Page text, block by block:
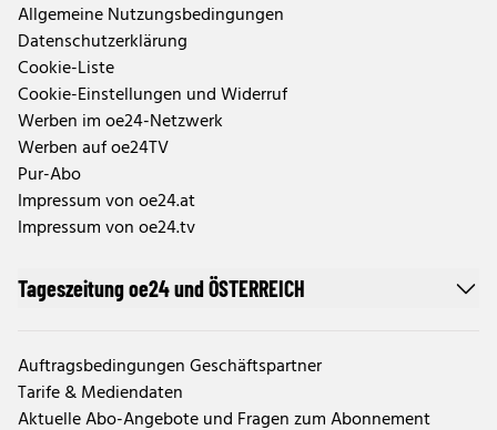
Allgemeine Nutzungsbedingungen
Datenschutzerklärung
Cookie-Liste
Cookie-Einstellungen und Widerruf
Werben im oe24-Netzwerk
Werben auf oe24TV
Pur-Abo
Impressum von oe24.at
Impressum von oe24.tv
Tageszeitung oe24 und ÖSTERREICH
Auftragsbedingungen Geschäftspartner
Tarife & Mediendaten
Aktuelle Abo-Angebote und Fragen zum Abonnement